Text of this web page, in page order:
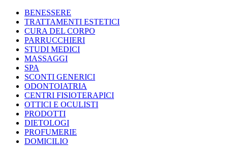
BENESSERE
TRATTAMENTI ESTETICI
CURA DEL CORPO
PARRUCCHIERI
STUDI MEDICI
MASSAGGI
SPA
SCONTI GENERICI
ODONTOIATRIA
CENTRI FISIOTERAPICI
OTTICI E OCULISTI
PRODOTTI
DIETOLOGI
PROFUMERIE
DOMICILIO